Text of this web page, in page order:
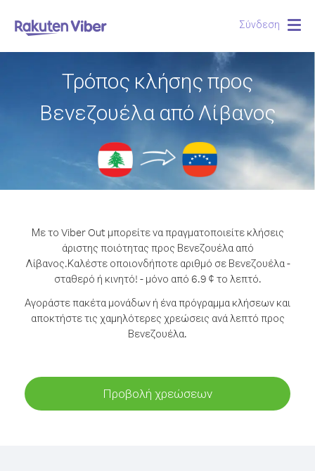
Σύνδεση
Τρόπος κλήσης προς
Βενεζουέλα από Λίβανος
Με το Viber Out μπορείτε να πραγματοποιείτε κλήσεις
άριστης ποιότητας προς Βενεζουέλα από
Λίβανος.Καλέστε οποιονδήποτε αριθμό σε Βενεζουέλα -
σταθερό ή κινητό! - μόνο από 6.9 ¢ το λεπτό.
Αγοράστε πακέτα μονάδων ή ένα πρόγραμμα κλήσεων και
αποκτήστε τις χαμηλότερες χρεώσεις ανά λεπτό προς
Βενεζουέλα.
Προβολή χρεώσεων